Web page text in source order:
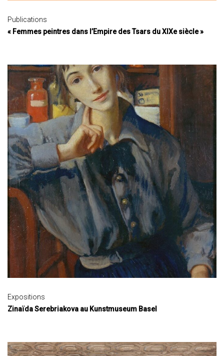
Publications
« Femmes peintres dans l’Empire des Tsars du XIXe siècle »
Expositions
Zinaïda Serebriakova au Kunstmuseum Basel